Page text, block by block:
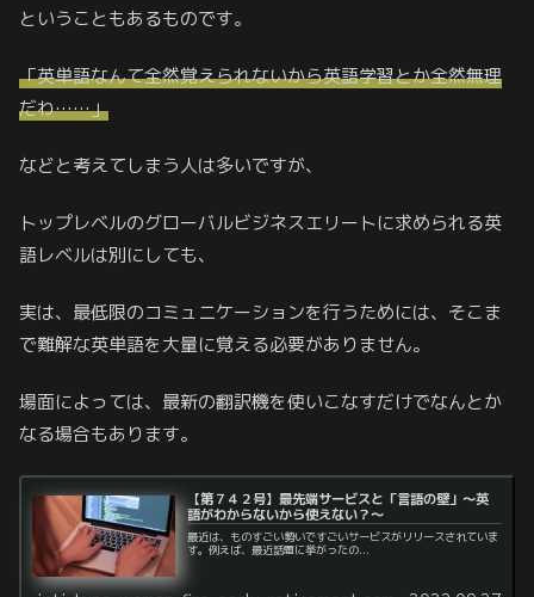
ということもあるものです。
「英単語なんて全然覚えられないから英語学習とか全然無理
だわ……」
などと考えてしまう人は多いですが、
トップレベルのグローバルビジネスエリートに求められる英
語レベルは別にしても、
実は、最低限のコミュニケーションを行うためには、そこま
で難解な英単語を大量に覚える必要がありません。
場面によっては、最新の翻訳機を使いこなすだけでなんとか
なる場合もあります。
【第７４２号】最先端サービスと「言語の壁」～英
語がわからないから使えない？～
最近は、ものすごい勢いですごいサービスがリリースされていま
す。例えば、最近話題に挙がったの...